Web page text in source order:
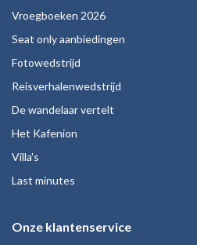
Vroegboeken 2026
Seat only aanbiedingen
Fotowedstrijd
Reisverhalenwedstrijd
De wandelaar vertelt
Het Kafenion
Villa's
Last minutes
Onze klantenservice